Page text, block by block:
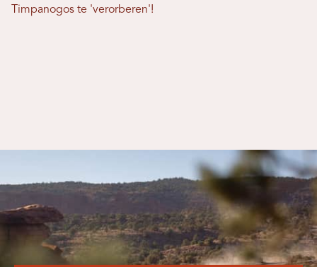
Timpanogos te 'verorberen'!